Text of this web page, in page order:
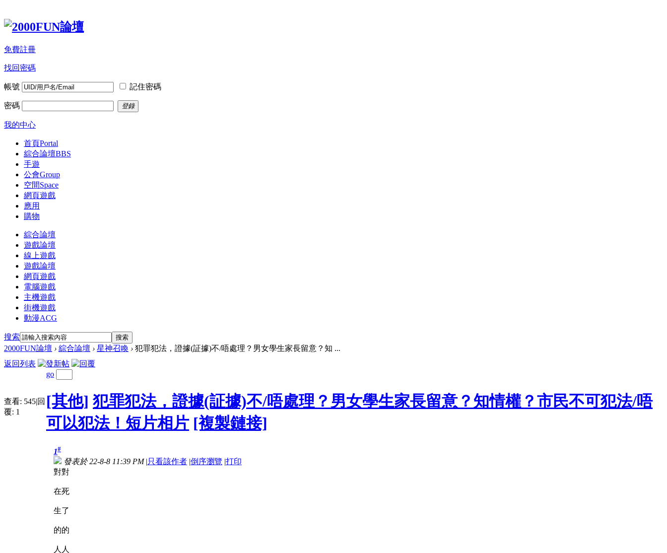
免費註冊
找回密碼
帳號 記住密碼
密碼 登錄
我的中心
首頁Portal
綜合論壇BBS
手遊
公會Group
空間Space
網頁遊戲
應用
購物
綜合論壇
遊戲論壇
線上遊戲
遊戲論壇
網頁遊戲
電腦遊戲
主機遊戲
街機遊戲
動漫ACG
搜索 搜索
2000FUN論壇 › 綜合論壇 › 星神召喚 › 犯罪犯法，證據(証據)不/唔處理？男女學生家長留意？知 ...
返回列表
查看: 545|回
覆: 1
go
[其他] 犯罪犯法，證據(証據)不/唔處理？男女學生家長留意？知情權？市民不可犯法/唔
可以犯法！短片相片 [複製鏈接]
1#
發表於 22-8-8 11:39 PM |只看該作者 |倒序瀏覽 |打印
對對
在死
生了
的的
人人